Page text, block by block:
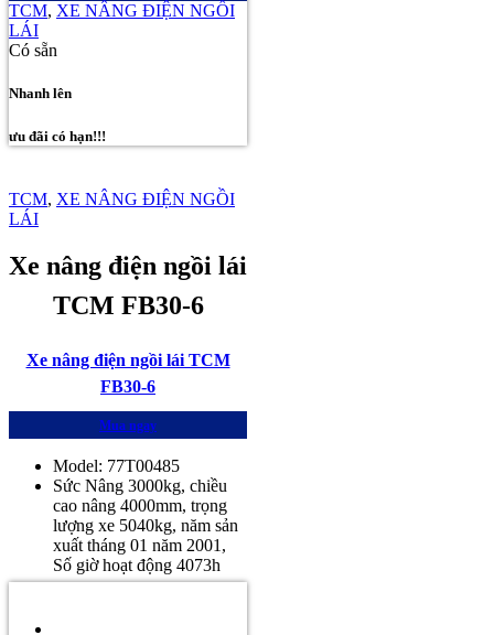
TCM, XE NÂNG ĐIỆN NGỒI
LÁI
Có sẵn
Nhanh lên
ưu đãi có hạn!!!
TCM, XE NÂNG ĐIỆN NGỒI
LÁI
Xe nâng điện ngồi lái
TCM FB30-6
Xe nâng điện ngồi lái TCM
FB30-6
Mua ngay
Model: 77T00485
Sức Nâng 3000kg, chiều
cao nâng 4000mm, trọng
lượng xe 5040kg, năm sản
xuất tháng 01 năm 2001,
Số giờ hoạt động 4073h